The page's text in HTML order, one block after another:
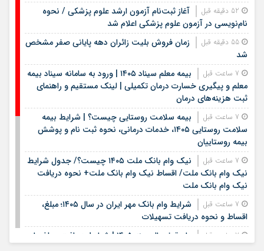
آغاز ثبت‌نام آزمون ارشد علوم پزشکی / نحوه
نام‌نویسی در آزمون علوم پزشکی اعلام شد
زمان فروش بلیت زائران دهه پایانی صفر مشخص
شد
بیمه معلم سیناد ۱۴۰۵ | ورود به سامانه سیناد بیمه
معلم و پیگیری خسارت درمان تکمیلی | لینک مستقیم و راهنمای
ثبت هزینه‌های درمان
بیمه سلامت روستایی چیست؟ | شرایط بیمه
سلامت روستایی ۱۴۰۵، خدمات درمانی، نحوه ثبت نام و پوشش
بیمه روستاییان
نیک وام بانک ملت ۱۴۰۵ چیست؟/ جدول شرایط
نیک وام بانک ملت/ اقساط نیک وام بانک ملت+ نحوه دریافت
نیک وام بانک ملت
شرایط وام بانک مهر ایران در سال ۱۴۰۵؛ مبلغ،
اقساط و نحوه دریافت تسهیلات
وام قرض الحسنه ۱۴۰۵ | شرایط دریافت، مبلغ وام،